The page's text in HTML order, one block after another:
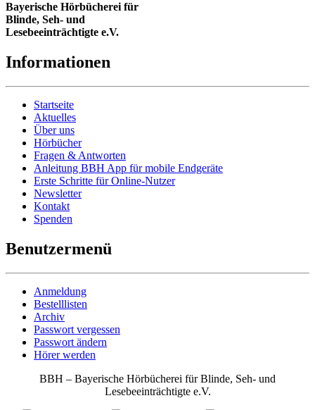
Bayerische Hörbücherei für
Blinde, Seh- und
Lesebeeinträchtigte e.V.
Informationen
Startseite
Aktuelles
Über uns
Hörbücher
Fragen & Antworten
Anleitung BBH App für mobile Endgeräte
Erste Schritte für Online-Nutzer
Newsletter
Kontakt
Spenden
Benutzermenü
Anmeldung
Bestelllisten
Archiv
Passwort vergessen
Passwort ändern
Hörer werden
BBH – Bayerische Hörbücherei für Blinde, Seh- und
Lesebeeinträchtigte e.V.